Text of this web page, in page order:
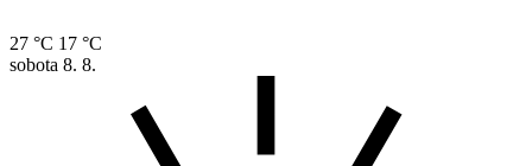
27 °C 17 °C
sobota 8. 8.